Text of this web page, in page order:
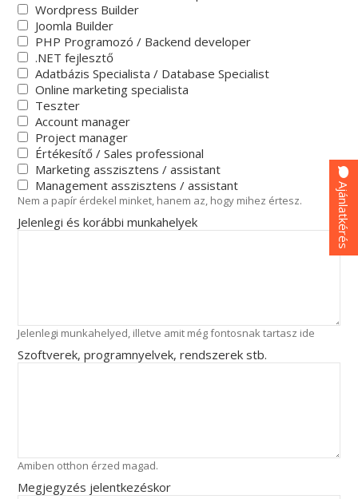
Wordpress Builder
Joomla Builder
PHP Programozó / Backend developer
.NET fejlesztő
Adatbázis Specialista / Database Specialist
Online marketing specialista
Teszter
Account manager
Project manager
Értékesítő / Sales professional
Marketing asszisztens / assistant
Management asszisztens / assistant
Nem a papír érdekel minket, hanem az, hogy mihez értesz.
Jelenlegi és korábbi munkahelyek
Jelenlegi munkahelyed, illetve amit még fontosnak tartasz ide
Szoftverek, programnyelvek, rendszerek stb.
Amiben otthon érzed magad.
Megjegyzés jelentkezéskor
Ajánlatkérés